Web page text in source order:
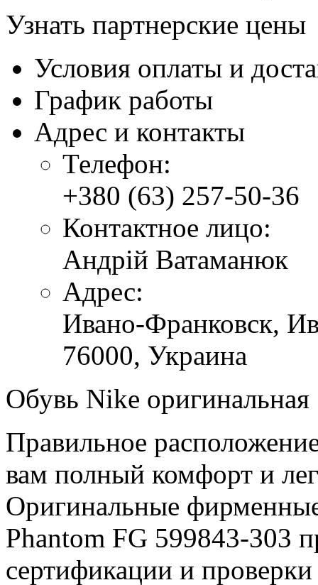
Узнать партнерские цены
Условия оплаты и
График работы
Адрес и контакты
Телефон:
+380 (63) 257-50-36
Контактное лицо:
Андрій Ватаманюк
Адрес:
Ивано-Франковск,
76000, Украина
Обувь Nike оригинальная
Правильное
вам полный комфорт и
Оригинальные
Phantom FG 599843-303
сертификации и